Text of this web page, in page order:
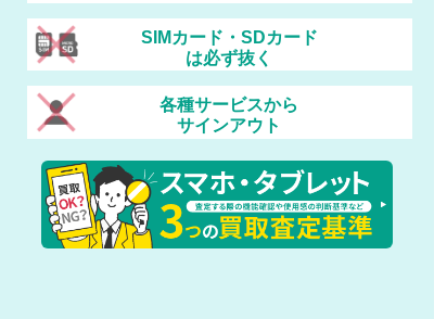
SIMカード・SDカード
は必ず抜く
各種サービスから
サインアウト